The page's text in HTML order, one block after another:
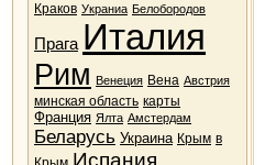
Краков Украниа Белобородов
Прага Италия
Рим Венеция Вена Австрия
минская область карты
Франция Ялта Амстердам
Беларусь Украина Крым в
Испания